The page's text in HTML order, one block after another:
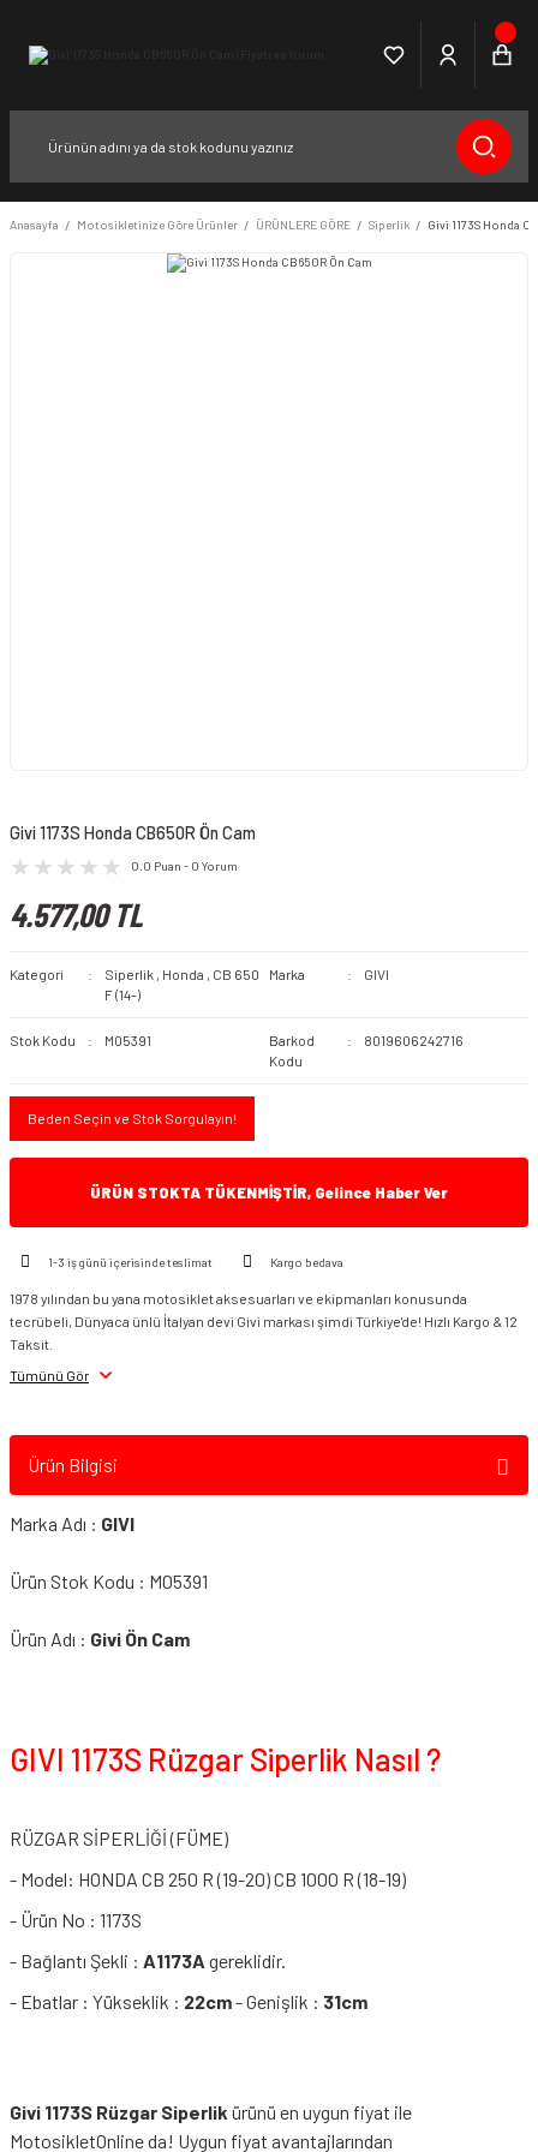
Anasayfa Motosikletinize Göre Ürünler ÜRÜNLERE GÖRE Siperlik Givi 1173S Honda
Givi 1173S Honda CB650R Ön Cam
0.0 Puan - 0 Yorum
4.577,00 TL
Kategori Siperlik , Honda , CB 650
F (14-)
Marka GIVI
Stok Kodu M05391
Barkod
Kodu
8019606242716
Beden Seçin ve Stok Sorgulayın!
ÜRÜN STOKTA TÜKENMİŞTİR, Gelince Haber Ver
1-3 iş günü içerisinde teslimat Kargo bedava
1978 yılından bu yana motosiklet aksesuarları ve ekipmanları konusunda
tecrübeli, Dünyaca ünlü İtalyan devi Givi markası şimdi Türkiye'de! Hızlı Kargo & 12
Taksit.
Tümünü Gör
Ürün Bilgisi
Marka Adı : GIVI
Ürün Stok Kodu : M05391
Ürün Adı : Givi Ön Cam
GIVI 1173S Rüzgar Siperlik Nasıl ?
RÜZGAR SİPERLİĞİ (FÜME)
- Model: HONDA CB 250 R (19-20) CB 1000 R (18-19)
- Ürün No : 1173S
- Bağlantı Şekli : A1173A gereklidir.
- Ebatlar : Yükseklik : 22cm- Genişlik : 31cm
Givi 1173S Rüzgar Siperlik ürünü en uygun fiyat ile
MotosikletOnline da! Uygun fiyat avantajlarından